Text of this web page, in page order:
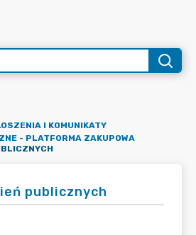
I KOMUNIKATY
- PLATFORMA ZAKUPOWA
publicznych